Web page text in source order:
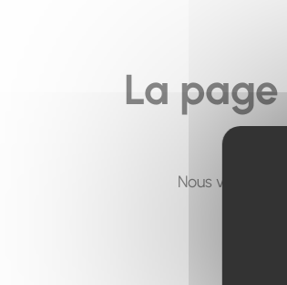
La
Nous vous